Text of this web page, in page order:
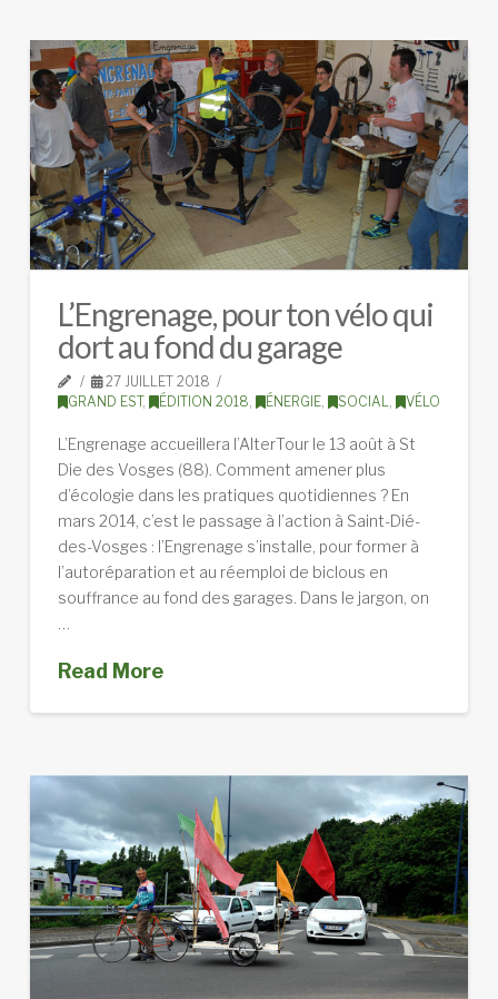
L’Engrenage, pour ton vélo qui
dort au fond du garage
27 JUILLET 2018
GRAND EST, ÉDITION 2018 ÉNERGIE, SOCIAL VÉLO
L’Engrenage accueillera l’AlterTour le 13 août à St
Die des Vosges (88). Comment amener plus
d’écologie dans les pratiques quotidiennes ? En
mars 2014, c’est le passage à l’action à Saint-Dié-
des-Vosges : l’Engrenage s’installe, pour former à
l’autoréparation et au réemploi de biclous en
souffrance au fond des garages. Dans le jargon, on
Read More